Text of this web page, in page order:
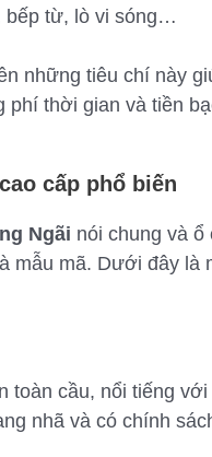
bếp từ, lò vi sóng…
những tiêu chí này
thời gian và tiền
cấp phổ biến
Ngãi nói chung và ổ
mẫu mã. Dưới đây là
toàn cầu, nổi tiếng
nhã và có chính